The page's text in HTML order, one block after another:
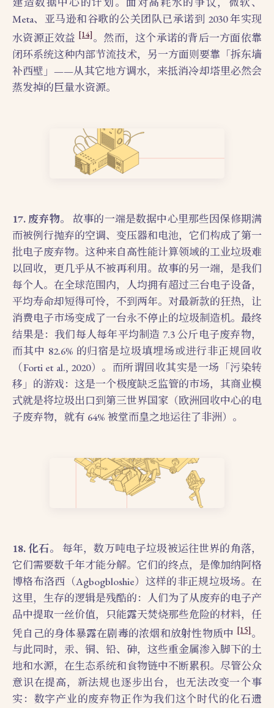
Meta、亚马逊和谷歌的公关团队已承诺到 2030 年实现
水资源正效益[14]。然而，这个承诺的背后一方面依靠
闭环系统这种内部节流技术，另一方面则要靠「拆东墙
补西壁」——从其它地方调水，来抵消冷却塔里必然会
蒸发掉的巨量水资源。
17. 废弃物。
故事的一端是数据中心里那些因保修期满
而被例行抛弃的空调、变压器和电池，它们构成了第一
批电子废弃物。这种来自高性能计算领域的工业垃圾难
以回收，更几乎从不被再利用。故事的另一端，是我们
每个人。在全球范围内，人均拥有超过三台电子设备，
平均寿命却短得可怜，不到两年。对最新款的狂热，让
消费电子市场变成了一台永不停止的垃圾制造机。最终
结果是：我们每人每年平均制造 7.3 公斤电子废弃物，
而其中 82.6% 的归宿是垃圾填埋场或进行非正规回收
（Forti et al., 2020）。而所谓回收其实是一场「污染转
移」的游戏：这是一个极度缺乏监管的市场，其商业模
式就是将垃圾出口到第三世界国家（欧洲回收中心的电
子废弃物，就有 64% 被堂而皇之地运往了非洲）。
18. 化石。
每年，数万吨电子垃圾被运往世界的角落，
它们需要数千年才能分解。它们的终点，是像加纳阿格
博格布洛西（Agbogbloshie）这样的非正规垃圾场。在
这里，生存的逻辑是残酷的：人们为了从废弃的电子产
品中提取一丝价值，只能露天焚烧那些危险的材料，任
凭自己的身体暴露在剧毒的浓烟和放射性物质中[15]。
与此同时，汞、铜、铅、砷，这些重金属渗入脚下的土
地和水源，在生态系统和食物链中不断累积。尽管公众
意识在提高，新法规也逐步出台，也无法改变一个事
实：数字产业的废弃物正作为我们这个时代的化石遗